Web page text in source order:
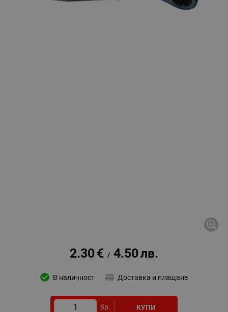
2.30 € / 4.50лв.
В наличност Доставка и плащане
бр. КУПИ